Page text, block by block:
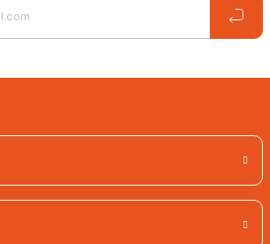
vom Bauernhof